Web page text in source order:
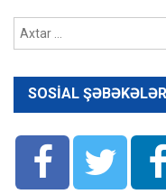
SOSIAL ŞƏBƏKƏLƏR